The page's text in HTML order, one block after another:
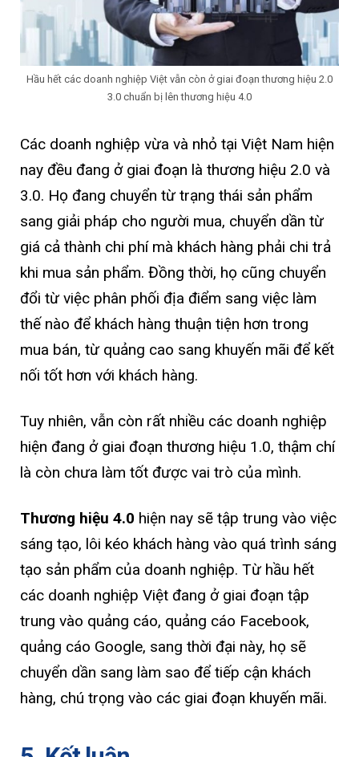
Hầu hết các doanh nghiệp Việt vẫn còn ở giai đoạn thương hiệu 2.0
3.0 chuẩn bị lên thương hiệu 4.0
Các doanh nghiệp vừa và nhỏ tại Việt Nam hiện
nay đều đang ở giai đoạn là thương hiệu 2.0 và
3.0. Họ đang chuyển từ trạng thái sản phẩm
sang giải pháp cho người mua, chuyển dần từ
giá cả thành chi phí mà khách hàng phải chi trả
khi mua sản phẩm. Đồng thời, họ cũng chuyển
đổi từ việc phân phối địa điểm sang việc làm
thế nào để khách hàng thuận tiện hơn trong
mua bán, từ quảng cao sang khuyến mãi để kết
nối tốt hơn với khách hàng.
Tuy nhiên, vẫn còn rất nhiều các doanh nghiệp
hiện đang ở giai đoạn thương hiệu 1.0, thậm chí
là còn chưa làm tốt được vai trò của mình.
Thương hiệu 4.0 hiện nay sẽ tập trung vào việc
sáng tạo, lôi kéo khách hàng vào quá trình sáng
tạo sản phẩm của doanh nghiệp. Từ hầu hết
các doanh nghiệp Việt đang ở giai đoạn tập
trung vào quảng cáo, quảng cáo Facebook,
quảng cáo Google, sang thời đại này, họ sẽ
chuyển dần sang làm sao để tiếp cận khách
hàng, chú trọng vào các giai đoạn khuyến mãi.